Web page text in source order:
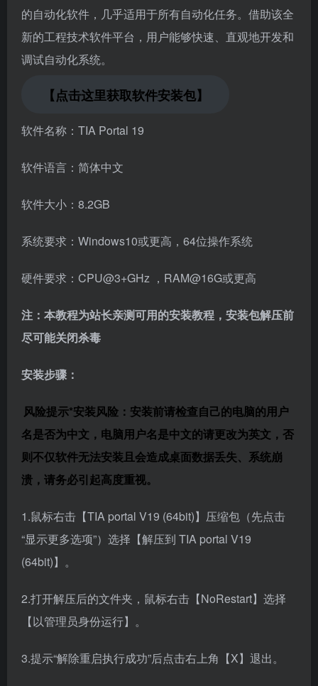
的自动化软件，几乎适用于所有自动化任务。借助该全
新的工程技术软件平台，用户能够快速、直观地开发和
调试自动化系统。
【点击这里获取软件安装包】
软件名称：TIA Portal 19
软件语言：简体中文
软件大小：8.2GB
系统要求：Windows10或更高，64位操作系统
硬件要求：CPU@3+GHz ，RAM@16G或更高
注：本教程为站长亲测可用的安装教程，安装包解压前
尽可能关闭杀毒
安装步骤：
风险提示*安装风险：安装前请检查自己的电脑的用户
名是否为中文，电脑用户名是中文的请更改为英文，否
则不仅软件无法安装且会造成桌面数据丢失、系统崩
溃，请务必引起高度重视。
1.鼠标右击【TIA portal V19 (64bit)】压缩包（先点击
“显示更多选项”）选择【解压到 TIA portal V19
(64bit)】。
2.打开解压后的文件夹，鼠标右击【NoRestart】选择
【以管理员身份运行】。
3.提示“解除重启执行成功”后点击右上角【X】退出。